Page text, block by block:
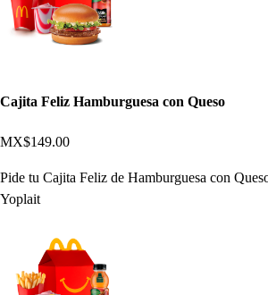
Cajita Feliz Hamburguesa con Queso
MX$149.00
Pide tu Cajita Feliz de Hamburguesa con
Yoplait